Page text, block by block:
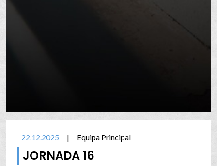
22.12.2025 | Equipa Principal
JORNADA 16